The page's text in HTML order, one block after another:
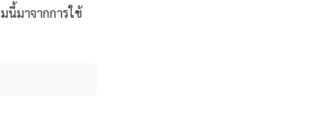
นี้มาจากการใช้